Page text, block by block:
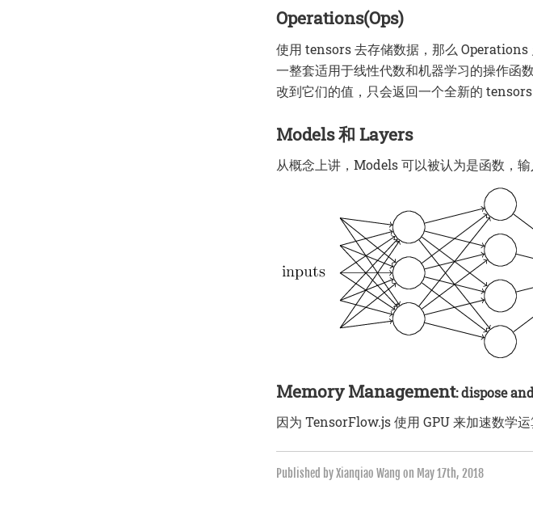
Operations(Ops)
使用 tensors 去存储数据，那么
一整套适用于线性代数和机器学习的操作函
改到它们的值，只会返回一个全新的 tensors
Models 和 Layers
从概念上讲，Models 可以被认为是函数，输
Memory Management: dispose
因为 TensorFlow.js 使用 GPU 来加速数学
Published by Xianqiao Wang on May 17th, 2018